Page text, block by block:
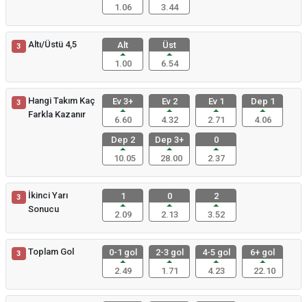
1.06
3.44
3 Altı/Üstü 4,5
Alt
1.00
Üst
6.54
3
Hangi Takım Kaç
Farkla Kazanır
Ev 3+
6.60
Ev 2
4.32
Ev 1
2.71
Dep 1
4.06
Dep 2
10.05
Dep 3+
28.00
0
2.37
3
İkinci Yarı
Sonucu
1
2.09
0
2.13
2
3.52
3 Toplam Gol
0-1 gol
2.49
2-3 gol
1.71
4-5 gol
4.23
6+ gol
22.10